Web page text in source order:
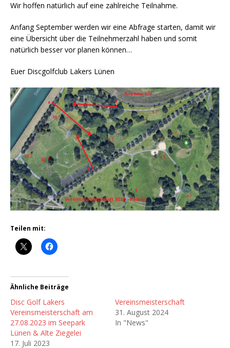
Wir hoffen natürlich auf eine zahlreiche Teilnahme.
Anfang September werden wir eine Abfrage starten, damit wir
eine Übersicht über die Teilnehmerzahl haben und somit
natürlich besser vor planen können…
Euer Discgolfclub Lakers Lünen
Teilen mit:
Ähnliche Beiträge
Disc Golf Lakers
Vereinsmeisterschaft am
27.08.2023 im Seepark
Lünen & Alte Ziegelei
17. Juli 2023
Vereinsmeisterschaft
31. August 2024
In "News"